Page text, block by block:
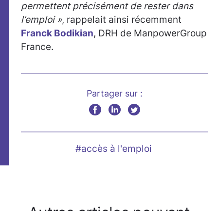
permettent précisément de rester dans
l’emploi », rappelait ainsi récemment
Franck Bodikian, DRH de ManpowerGroup
France.
Partager sur :
#accès à l'emploi